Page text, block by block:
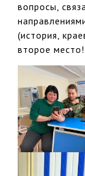
вопросы,
(история,
второе место!